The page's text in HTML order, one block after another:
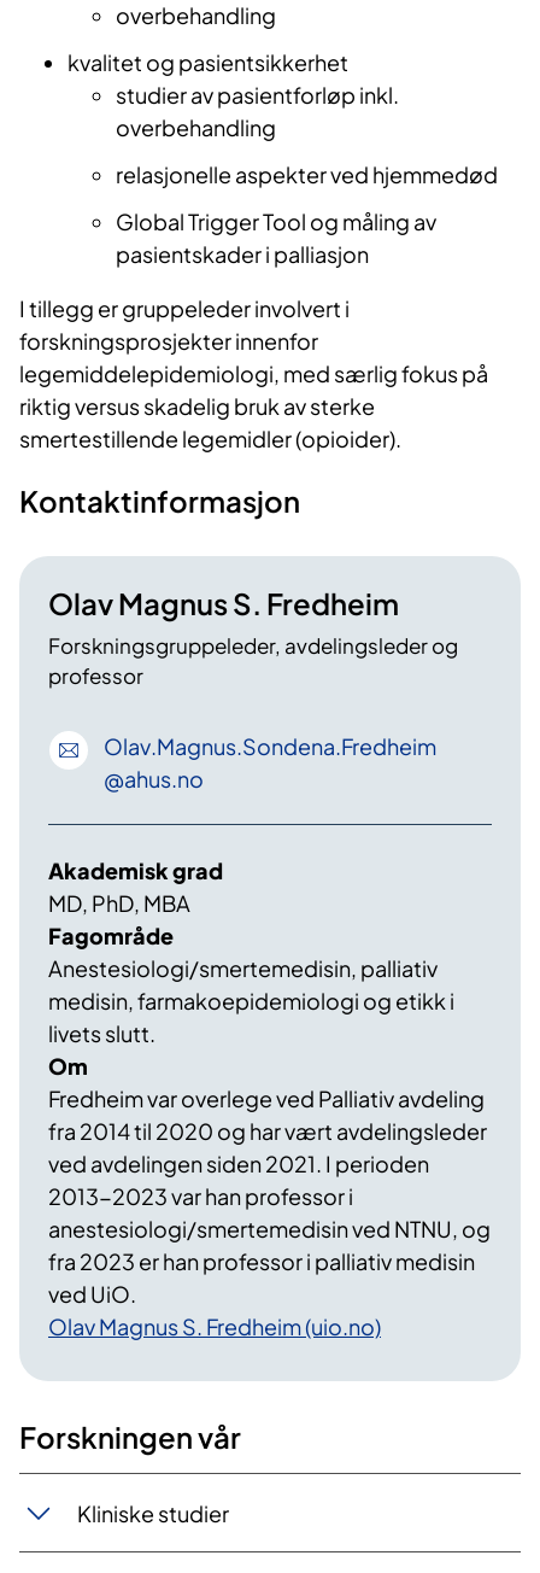
overbehandling
kvalitet og pasientsikkerhet
studier av pasientforløp inkl.
overbehandling
relasjonelle aspekter ved hjemmedød
Global Trigger Tool og måling av
pasientskader i palliasjon
I tillegg er gruppeleder involvert i
forskningsprosjekter innenfor
legemiddelepidemiologi, med særlig fokus på
riktig versus skadelig bruk av sterke
smertestillende legemidler (opioider).
Kontaktinformasjon
Olav Magnus S. Fredheim
Forskningsgruppeleder, avdelingsleder og
professor
Olav.Magnus.Sondena.Fredheim
@ahus.no
Akademisk grad
MD, PhD, MBA
Fagområde
Anestesiologi/smertemedisin, palliativ
medisin, farmakoepidemiologi og etikk i
livets slutt.
Om
Fredheim var overlege ved Palliativ avdeling
fra 2014 til 2020 og har vært avdelingsleder
ved avdelingen siden 2021. I perioden
2013-2023 var han professor i
anestesiologi/smertemedisin ved NTNU, og
fra 2023 er han professor i palliativ medisin
ved UiO.
Olav Magnus S. Fredheim (uio.no)
Forskningen vår
Kliniske studier